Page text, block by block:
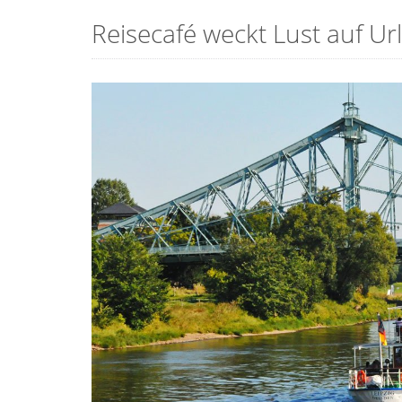
Reisecafé weckt Lust auf